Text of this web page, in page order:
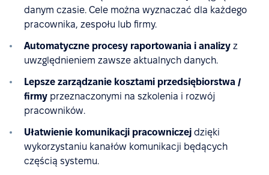
danym czasie. Cele można wyznaczać dla każdego
pracownika, zespołu lub firmy.
Automatyczne procesy raportowania i analizy z
uwzględnieniem zawsze aktualnych danych.
Lepsze zarządzanie kosztami przedsiębiorstwa /
firmy przeznaczonymi na szkolenia i rozwój
pracowników.
Ułatwienie komunikacji pracowniczej dzięki
wykorzystaniu kanałów komunikacji będących
częścią systemu.